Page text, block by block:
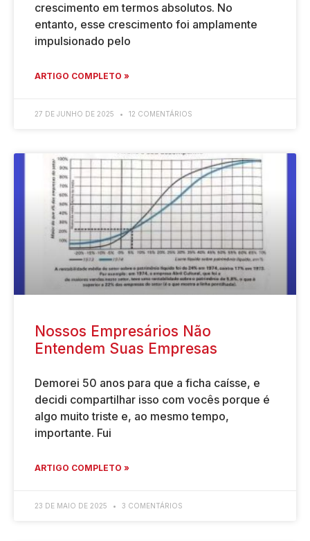
crescimento em termos absolutos. No
entanto, esse crescimento foi amplamente
impulsionado pelo
ARTIGO COMPLETO »
27 DE JUNHO DE 2025 12 COMENTÁRIOS
Nossos Empresários Não
Entendem Suas Empresas
Demorei 50 anos para que a ficha caísse, e
decidi compartilhar isso com vocês porque é
algo muito triste e, ao mesmo tempo,
importante. Fui
ARTIGO COMPLETO »
23 DE MAIO DE 2025 3 COMENTÁRIOS